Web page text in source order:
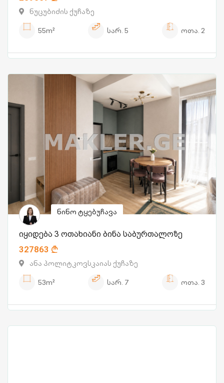
ნუცუბიძის ქუჩაზე
55m²
სარ. 5 ოთა. 2
ნინო ტყებუჩავა
იყიდება 3 ოთახიანი ბინა საბურთალოზე
327863
ანა პოლიტკოვსკაიას ქუჩაზე
53m²
სარ. 7 ოთა. 3